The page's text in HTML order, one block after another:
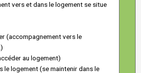
vers et dans le logement se situe
(accompagnement vers le
au logement)
le logement (se maintenir dans le